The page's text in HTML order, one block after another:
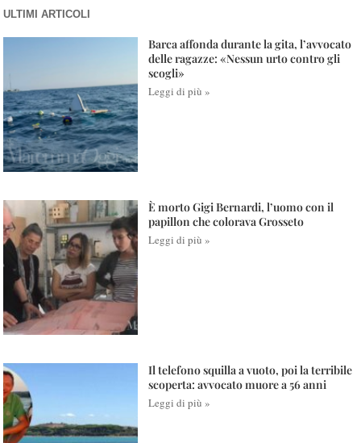
ULTIMI ARTICOLI
Barca affonda durante la gita, l’avvocato
delle ragazze: «Nessun urto contro gli
scogli»
Leggi di più »
È morto Gigi Bernardi, l’uomo con il
papillon che colorava Grosseto
Leggi di più »
Il telefono squilla a vuoto, poi la terribile
scoperta: avvocato muore a 56 anni
Leggi di più »